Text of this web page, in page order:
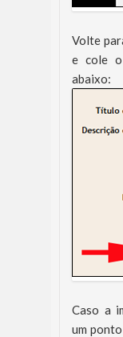
Volte
e cole o
abaixo:
Caso a
um